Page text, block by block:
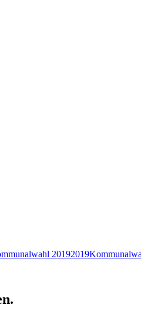
20192019